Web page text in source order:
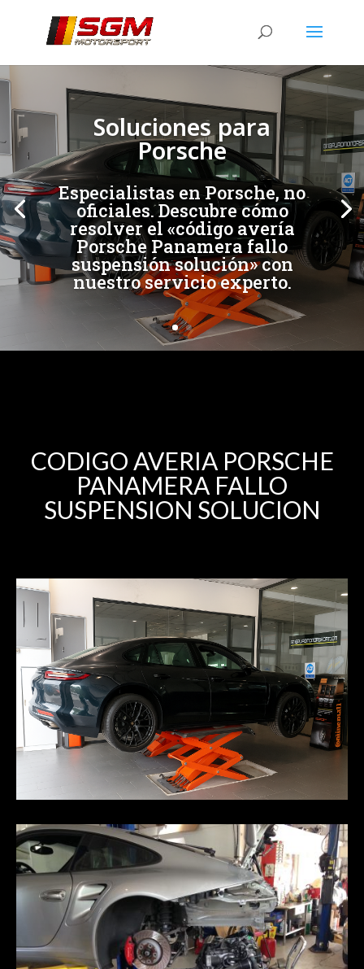
Soluciones para
Porsche
Especialistas en Porsche, no
oficiales. Descubre cómo
resolver el «código avería
Porsche Panamera fallo
suspensión solución» con
nuestro servicio experto.
CODIGO AVERIA PORSCHE
PANAMERA FALLO
SUSPENSION SOLUCION